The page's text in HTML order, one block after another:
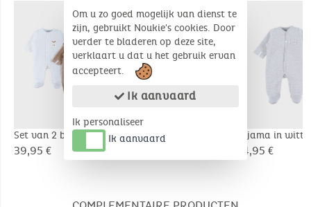
Set van 2 baby-
pyjama's in zachte
39,95 €
Pyjama in witte
Pyjama in witte
jersey
24,95 €
Om u zo goed mogelijk van dienst te
zijn, gebruikt Noukie's cookies. Door
verder te bladeren op deze site,
verklaart u dat u het gebruik ervan
accepteert.
Ik aanvaard
Ik personaliseer
Ik aanvaard